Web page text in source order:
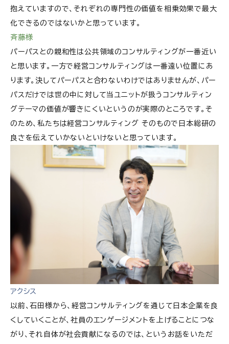
抱えていますので、それぞれの専門性の価値を相乗効果で最大
化できるのではないかと思っています。
斉藤様
パーパスとの親和性は公共領域のコンサルティングが一番近い
と思います。一方で経営コンサルティングは一番遠い位置にあ
ります。決してパーパスと合わないわけではありませんが、パー
パスだけでは世の中に対して当ユニットが扱うコンサルティン
グテーマの価値が響きにくいというのが実際のところです。そ
のため、私たちは経営コンサルティング そのもので日本総研の
良さを伝えていかないといけないと思っています。
アクシス
以前、石田様から、経営コンサルティングを通じて日本企業を良
くしていくことが、社員のエンゲージメントを上げることにつな
がり、それ自体が社会貢献になるのでは、というお話をいただ